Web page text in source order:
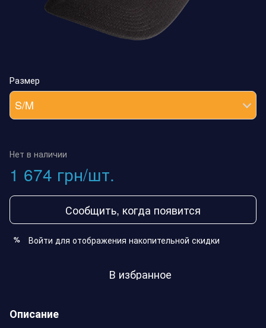
Размер
S/M
Нет в наличии
1 674 грн/шт.
Сообщить, когда появится
% Войти для отображения накопительной скидки
В избранное
Описание